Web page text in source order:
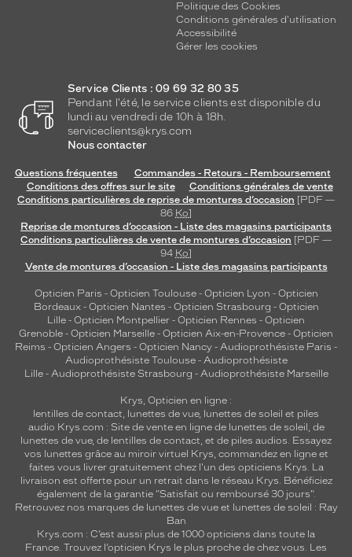
Politique des Cookies
Conditions générales d'utilisation
Accessibilité
Gérer les cookies
Service Clients : 09 69 32 80 35
Pendant l'été, le service clients est disponible du
lundi au vendredi de 10h à 18h.
serviceclients@krys.com
Nous contacter
Questions fréquentes
Commandes - Retours - Remboursement
Conditions des offres sur le site
Conditions générales de vente
Conditions particulières de reprise de montures d’occasion [PDF —
86 Ko]
Reprise de montures d’occasion - Liste des magasins participants
Conditions particulières de vente de montures d’occasion [PDF —
94 Ko]
Vente de montures d’occasion - Liste des magasins participants
Opticien Paris - Opticien Toulouse- Opticien Lyon - Opticien
Bordeaux- Opticien Nantes - Opticien Strasbourg - Opticien
Lille - Opticien Montpellier - Opticien Rennes - Opticien
Grenoble - Opticien Marseille - Opticien Aix-en-Provence - Opticien
Reims - Opticien Angers - Opticien Nancy - Audioprothésiste Paris -
Audioprothésiste Toulouse- Audioprothésiste
Lille- Audioprothésiste Strasbourg - Audioprothésiste Marseille
Krys, Opticien en ligne :
lentilles de contact, lunettes de vue, lunettes de soleil et piles
audio Krys.com : Site de vente en ligne de lunettes de soleil, de
lunettes de vue, de lentilles de contact, et de piles audios. Essayez
vos lunettes grâce au miroir virtuel Krys, commandez en ligne et
faites vous livrer gratuitement chez l'un des opticiens Krys. La
livraison est offerte pour un retrait dans le réseau Krys. Bénéficiez
également de la garantie "Satisfait ou remboursé 30 jours".
Retrouvez nos marques de lunettes de vue et lunettes de soleil : Ray
Ban
Krys.com : C’est aussi plus de 1000 opticiens dans toute la
France. Trouvez l’opticien Krys le plus proche de chez vous. Les